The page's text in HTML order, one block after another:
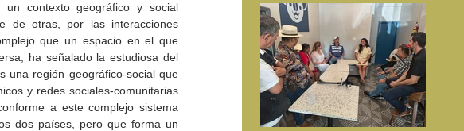
contexto geográfico y social
de otras, por las interacciones
que un espacio en el que
ha señalado la estudiosa del
una región geográfico-social que
y redes sociales-comunitarias
a este complejo sistema
dos países, pero que forma un